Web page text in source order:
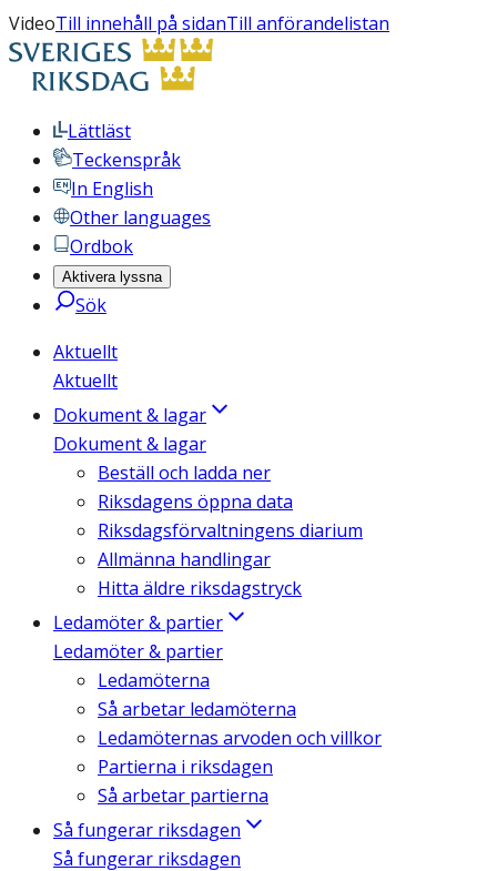
VideoTill innehåll på sidanTill anförandelistan
Lättläst
Teckenspråk
In English
Other languages
Ordbok
Aktivera lyssna
Sök
Aktuellt
Aktuellt
Dokument & lagar
Dokument & lagar
Beställ och ladda ner
Riksdagens öppna data
Riksdagsförvaltningens diarium
Allmänna handlingar
Hitta äldre riksdagstryck
Ledamöter & partier
Ledamöter & partier
Ledamöterna
Så arbetar ledamöterna
Ledamöternas arvoden och villkor
Partierna i riksdagen
Så arbetar partierna
Så fungerar riksdagen
Så fungerar riksdagen